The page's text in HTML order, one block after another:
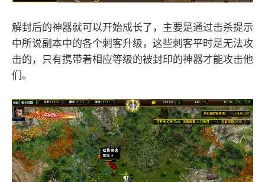
解封后的神器就可以开始成长了，主要是通过击杀提示
中所说副本中的各个刺客升级，这些刺客平时是无法攻
击的，只有携带着相应等级的被封印的神器才能攻击他
们。